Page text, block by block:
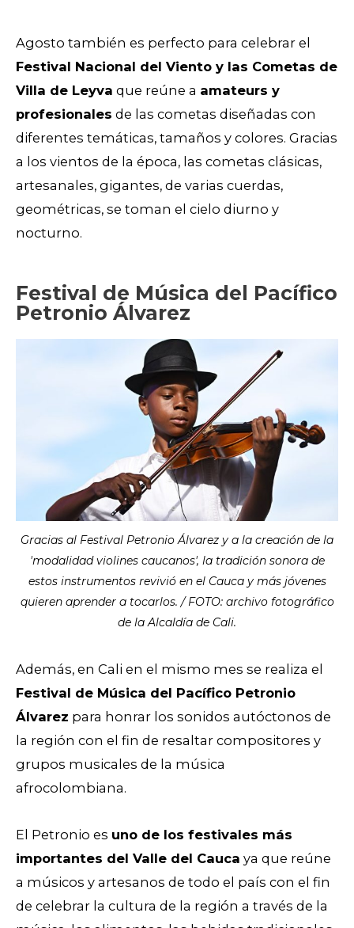
Agosto también es perfecto para celebrar el
Festival Nacional del Viento y las Cometas de
Villa de Leyva que reúne a amateurs y
profesionales de las cometas diseñadas con
diferentes temáticas, tamaños y colores. Gracias
a los vientos de la época, las cometas clásicas,
artesanales, gigantes, de varias cuerdas,
geométricas, se toman el cielo diurno y
nocturno.
Festival de Música del Pacífico
Petronio Álvarez
Gracias al Festival Petronio Álvarez y a la creación de la
'modalidad violines caucanos', la tradición sonora de
estos instrumentos revivió en el Cauca y más jóvenes
quieren aprender a tocarlos. / FOTO: archivo fotográfico
de la Alcaldía de Cali.
Además, en Cali en el mismo mes se realiza el
Festival de Música del Pacífico Petronio
Álvarez para honrar los sonidos autóctonos de
la región con el fin de resaltar compositores y
grupos musicales de la música
afrocolombiana.
El Petronio es uno de los festivales más
importantes del Valle del Cauca ya que reúne
a músicos y artesanos de todo el país con el fin
de celebrar la cultura de la región a través de la